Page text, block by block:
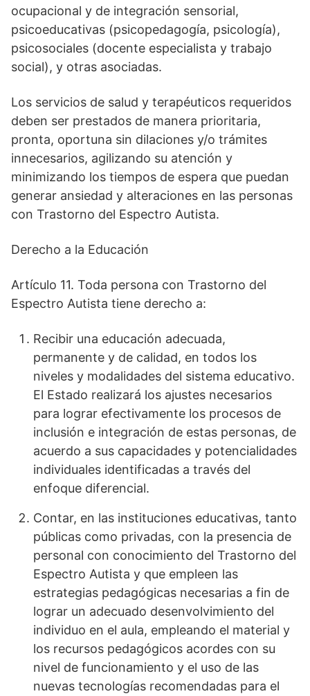
ocupacional y de integración sensorial,
psicoeducativas (psicopedagogía, psicología),
psicosociales (docente especialista y trabajo
social), y otras asociadas.
Los servicios de salud y terapéuticos requeridos
deben ser prestados de manera prioritaria,
pronta, oportuna sin dilaciones y/o trámites
innecesarios, agilizando su atención y
minimizando los tiempos de espera que puedan
generar ansiedad y alteraciones en las personas
con Trastorno del Espectro Autista.
Derecho a la Educación
Artículo 11. Toda persona con Trastorno del
Espectro Autista tiene derecho a:
Recibir una educación adecuada,
permanente y de calidad, en todos los
niveles y modalidades del sistema educativo.
El Estado realizará los ajustes necesarios
para lograr efectivamente los procesos de
inclusión e integración de estas personas, de
acuerdo a sus capacidades y potencialidades
individuales identificadas a través del
enfoque diferencial.
Contar, en las instituciones educativas, tanto
públicas como privadas, con la presencia de
personal con conocimiento del Trastorno del
Espectro Autista y que empleen las
estrategias pedagógicas necesarias a fin de
lograr un adecuado desenvolvimiento del
individuo en el aula, empleando el material y
los recursos pedagógicos acordes con su
nivel de funcionamiento y el uso de las
nuevas tecnologías recomendadas para el